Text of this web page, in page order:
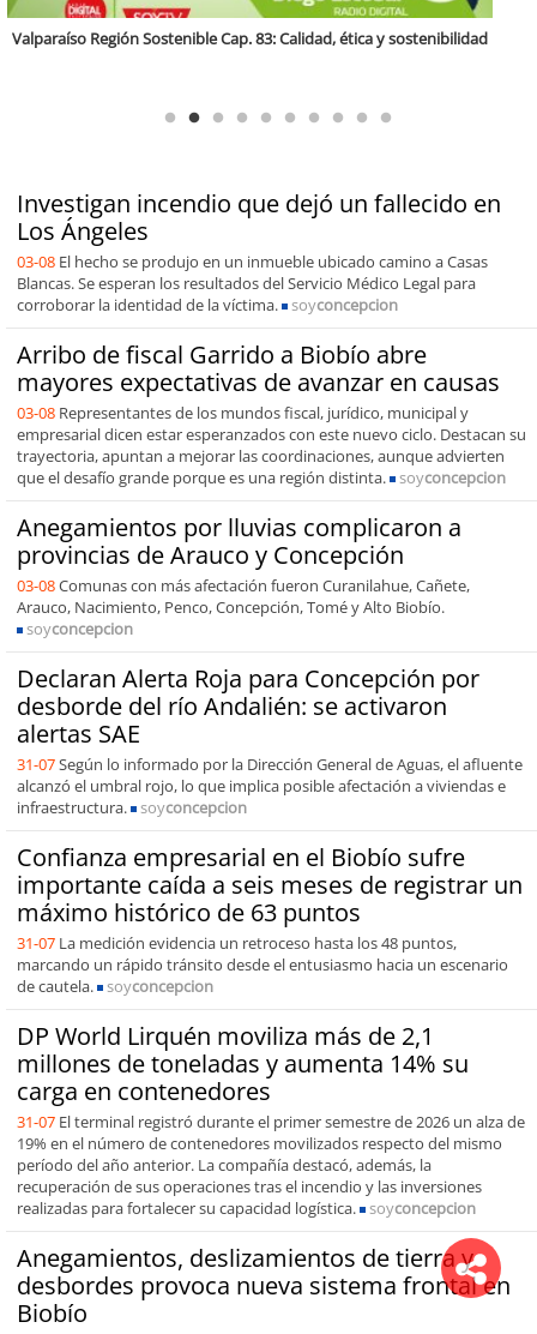
Investigan incendio que dejó un fallecido en
Los Ángeles
03-08 El hecho se produjo en un inmueble ubicado camino a Casas
Blancas. Se esperan los resultados del Servicio Médico Legal para
corroborar la identidad de la víctima.
soyconcepcion
Arribo de fiscal Garrido a Biobío abre
mayores expectativas de avanzar en causas
03-08 Representantes de los mundos fiscal, jurídico, municipal y
empresarial dicen estar esperanzados con este nuevo ciclo. Destacan su
trayectoria, apuntan a mejorar las coordinaciones, aunque advierten
que el desafío grande porque es una región distinta.
soyconcepcion
Anegamientos por lluvias complicaron a
provincias de Arauco y Concepción
03-08Comunas con más afectación fueron Curanilahue, Cañete,
Arauco, Nacimiento, Penco, Concepción, Tomé y Alto Biobío.
soyconcepcion
Declaran Alerta Roja para Concepción por
desborde del río Andalién: se activaron
alertas SAE
31-07Según lo informado por la Dirección General de Aguas, el afluente
alcanzó el umbral rojo, lo que implica posible afectación a viviendas e
infraestructura.
soyconcepcion
Confianza empresarial en el Biobío sufre
importante caída a seis meses de registrar un
máximo histórico de 63 puntos
31-07 La medición evidencia un retroceso hasta los 48 puntos,
marcando un rápido tránsito desde el entusiasmo hacia un escenario
de cautela.
soyconcepcion
DP World Lirquén moviliza más de 2,1
millones de toneladas y aumenta 14% su
carga en contenedores
31-07 El terminal registró durante el primer semestre de 2026 un alza de
19% en el número de contenedores movilizados respecto del mismo
período del año anterior. La compañía destacó, además, la
recuperación de sus operaciones tras el incendio y las inversiones
realizadas para fortalecer su capacidad logística.
soyconcepcion
Anegamientos, deslizamientos de tierra y
desbordes provoca nueva sistema frontal en
Biobío